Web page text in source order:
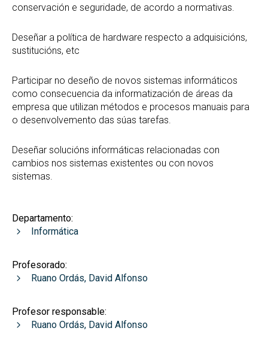
conservación e seguridade, de acordo a normativas.
Deseñar a política de hardware respecto a adquisicións,
sustitucións, etc
Participar no deseño de novos sistemas informáticos
como consecuencia da informatización de áreas da
empresa que utilizan métodos e procesos manuais para
o desenvolvemento das súas tarefas.
Deseñar solucións informáticas relacionadas con
cambios nos sistemas existentes ou con novos
sistemas.
Departamento:
Informática
Profesorado:
Ruano Ordás, David Alfonso
Profesor responsable:
Ruano Ordás, David Alfonso